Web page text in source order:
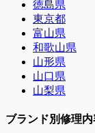
徳島県
東京都
富山県
和歌山県
山形県
山口県
山梨県
ブランド別修理内